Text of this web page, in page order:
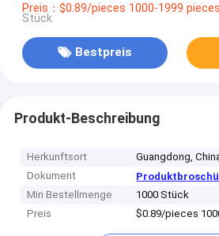
Preis：$0.89/pieces 1000-1999 pieces
Stück
Bestpreis
Produkt-Beschreibung
Herkunftsort
Guangdong,
Dokument
Min Bestellmenge
1000 Stück
Preis
$0.89/pieces